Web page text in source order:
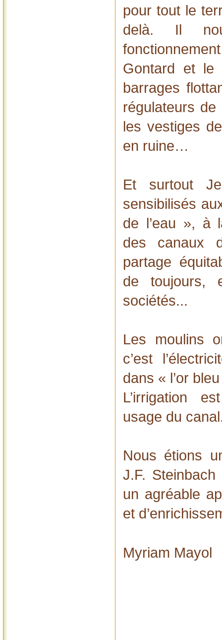
pour tout le
delà. Il
Gontard et le
barrages
régulateurs
les vestiges
en ruine…
Et surtout
sensibilisés
de l’eau », à
des canaux
partage
de toujours,
sociétés...
Les moulins
c’est
dans « l’or
L’irrigation
usage du
Nous étions
J.F.
un agréable
et
Myriam Mayol